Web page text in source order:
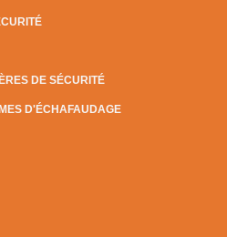
DE SÉCURITÉ
D'ÉCHAFAUDAGE